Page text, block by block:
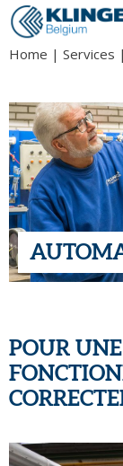
Home Services
POUR